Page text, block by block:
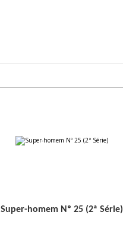
Super-homem Nº 25 (2ª Série)